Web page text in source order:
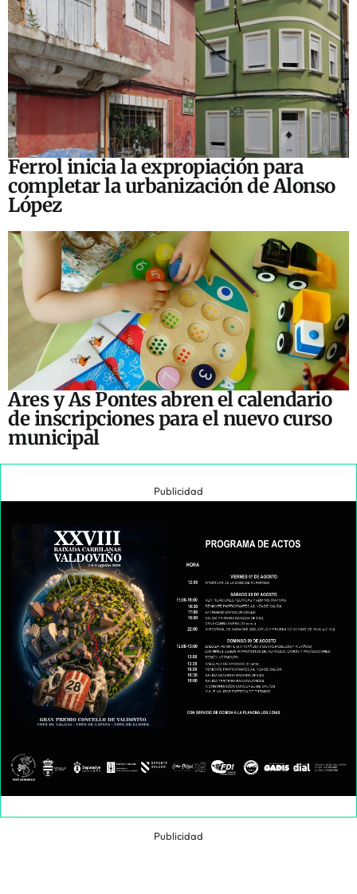
Ferrol inicia la expropiación para
completar la urbanización de Alonso
López
Ares y As Pontes abren el calendario
de inscripciones para el nuevo curso
municipal
Publicidad
Publicidad